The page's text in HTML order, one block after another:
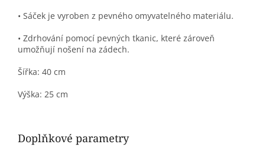
• Sáček je vyroben z pevného omyvatelného materiálu.
• Zdrhování pomocí pevných tkanic, které zároveň
umožňují nošení na zádech.
Šířka: 40 cm
Výška: 25 cm
Doplňkové parametry